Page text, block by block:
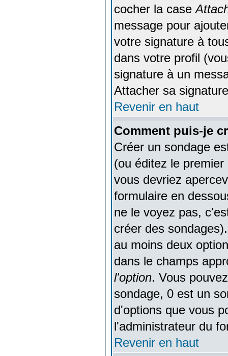
cocher la case
message pour
votre signature à
dans votre profil
signature à un
Attacher sa
Revenir en haut
Comment puis-je
Créer un sondage
(ou éditez le
vous devriez
formulaire en
ne le voyez pas,
créer des
au moins deux
dans le champs
l'option. Vous
sondage, 0 est un
d'options que vous
l'administrateur du
Revenir en haut